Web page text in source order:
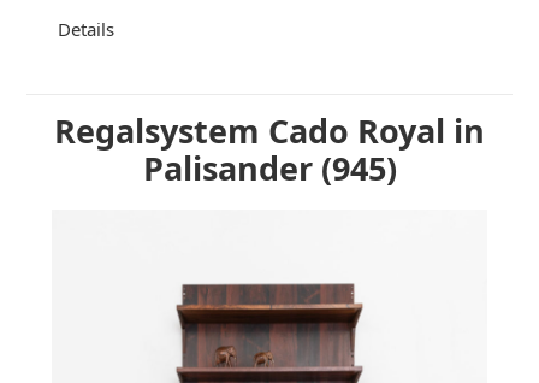
Details
Regalsystem Cado Royal in
Palisander (945)